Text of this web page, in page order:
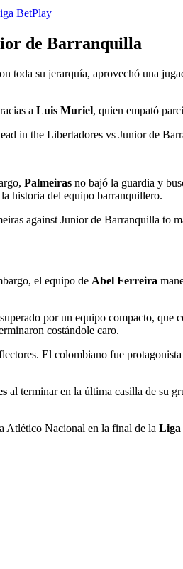
BetPlay
de Barranquilla
toda su jerarquía, aprovechó una
a Luis Muriel, quien empató
in the Libertadores vs Junior de
Palmeiras no bajó la guardia y
historia del equipo barranquillero.
against Junior de Barranquilla to
el equipo de Abel Ferreira
por un equipo compacto, que
costándole caro.
El colombiano fue
al terminar en la última casilla de su
Atlético Nacional en la final de la Liga